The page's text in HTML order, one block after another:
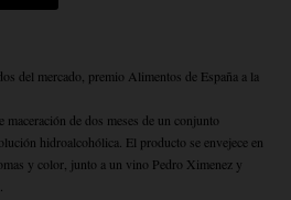
del mercado, premio Alimentos de España a la
de dos meses de un conjunto
hidroalcohólica. El producto se envejece en
y color, junto a un vino Pedro Ximenez y